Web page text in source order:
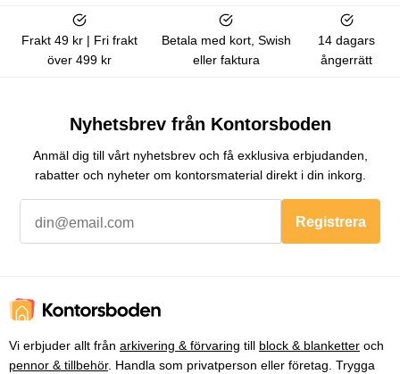
Frakt 49 kr | Fri frakt
över 499 kr
Betala med kort, Swish
eller faktura
14 dagars
ångerrätt
Nyhetsbrev från Kontorsboden
Anmäl dig till vårt nyhetsbrev och få exklusiva erbjudanden,
rabatter och nyheter om kontorsmaterial direkt i din inkorg.
Registrera
Vi erbjuder allt från arkivering & förvaring till block & blanketter och
pennor & tillbehör. Handla som privatperson eller företag. Trygga